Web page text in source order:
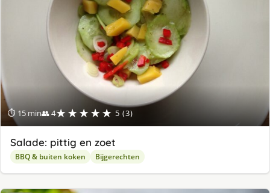
⏱ 15 min👥 4★★★★★ 5 (3)
Salade: pittig en zoet
BBQ & buiten koken Bijgerechten